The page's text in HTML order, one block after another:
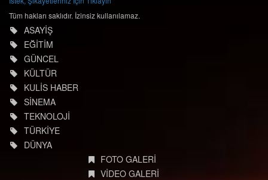
Tüm hakları saklıdır. İzinsiz kullanılamaz.
ASAYİŞ
EĞİTİM
GÜNCEL
KÜLTÜR
KULİS HABER
SİNEMA
TEKNOLOJİ
TÜRKİYE
DÜNYA
FOTO GALERİ
VİDEO GALERİ